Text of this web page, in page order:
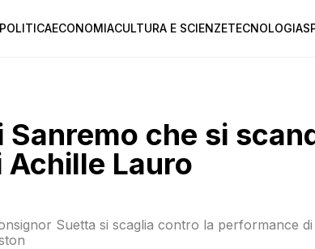
ECONOMIACULTURA E SCIENZETECNOLOGIA
Sanremo che si
Lauro
Suetta si scaglia contro la performance